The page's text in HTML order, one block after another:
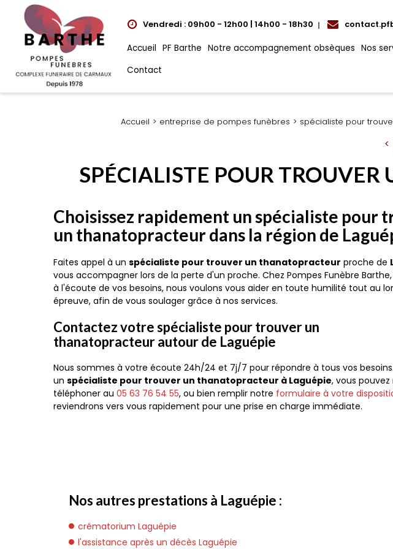
Vendredi : 09h00 - 12h00 | 14h00 - 18h30
Accueil PF Barthe Notre accompagnement obsèques Nos
Contact
Accueil entreprise de pompes funèbres spécialiste pour
SPÉCIALISTE POUR
Choisissez rapidement un spécialiste pour
un thanatopracteur dans la région de
Faites appel à un spécialiste pour trouver un thanatopracteur proche de
vous accompagner lors de la perte d'un proche. Chez Pompes Funèbre
à l'écoute de vos besoins, nous voulons vous aider en toute humilité tout au
épreuve, afin de vous soulager grâce à nos services.
Contactez votre spécialiste pour trouver un
thanatopracteur autour de Laguépie
Nous sommes à votre écoute 24h/24 et 7j/7 pour répondre à tous vos
un spécialiste pour trouver un thanatopracteur à Laguépie, vous pouvez
téléphoner au 05 63 76 54 55, ou bien remplir notre formulaire à votre
reviendrons vers vous rapidement pour une prise en charge immédiate.
Nos autres prestations à Laguépie :
crématorium Laguépie
l'assistance après un décès Laguépie